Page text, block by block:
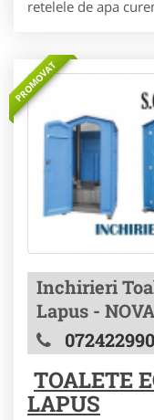
retelele de apa
PROMOVAT
Inchirieri
Lapus -
TOALETE
LAPUS